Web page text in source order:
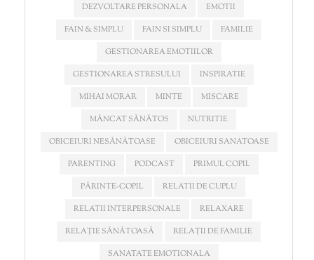
DEZVOLTARE PERSONALA
EMOTII
FAIN & SIMPLU
FAIN SI SIMPLU
FAMILIE
GESTIONAREA EMOTIILOR
GESTIONAREA STRESULUI
INSPIRATIE
MIHAI MORAR
MINTE
MISCARE
MÂNCAT SĂNĂTOS
NUTRITIE
OBICEIURI NESĂNĂTOASE
OBICEIURI SANATOASE
PARENTING
PODCAST
PRIMUL COPIL
PĂRINTE-COPIL
RELATII DE CUPLU
RELATII INTERPERSONALE
RELAXARE
RELAȚIE SĂNĂTOASĂ
RELAȚII DE FAMILIE
SANATATE EMOTIONALA